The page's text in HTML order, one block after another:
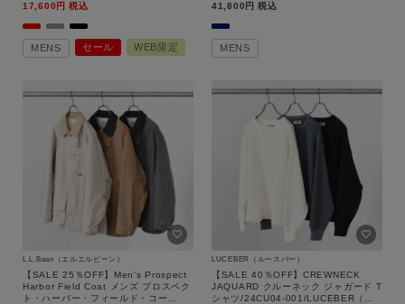
在庫
イダース）【返品交換不可】
17,600 税込
MENS セール WEB限定
41,800
税込
MENS
L.L.Bean（エルエルビーン）
【SALE 25％OFF】Men's Prospect
Harbor Field Coat メンズ プロスペク
ト・ハーバー・フィールド・コー
LUCEBER（ルースバー）
【SALE 40％OFF】CREWNECK
JAQUARD クルーネック ジャガード T
シャツ/24CU04-001/LUCEBER（ル